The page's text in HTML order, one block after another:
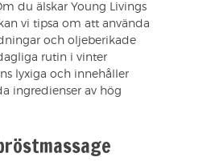
du älskar Young Livings
vi tipsa om att använda
och oljeberikade
rutin i vinter
lyxiga och innehåller
ingredienser av hög